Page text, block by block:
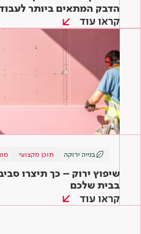
הדבק המתאים ביותר
קראו עוד
בנייה ירוקה תוכן מקצועי
שיפוץ ירוק – כך תיצרו
בבית שלכם
קראו עוד